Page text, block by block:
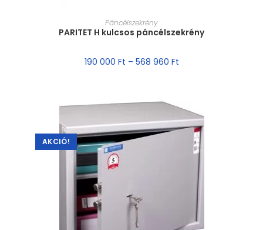
MÉRET VÁLASZTÁSA
Páncélszekrény
PARITET H kulcsos páncélszekrény
190 000 Ft – 568 960 Ft
AKCIÓ!